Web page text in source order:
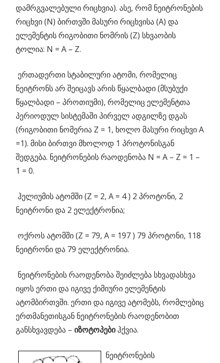
დამრგვალებული რიცხვია). ასე, რომ ნეიტრონების
რიცხვი (N) ბირთვში მასური რიცხვისა (A) და
ელემენტის რიგობითი ნომრის (Z) სხვაობის
ტოლია: N = A – Z.
ერთადერთი სტაბილური ატომი, რომელიც
ნეიტრონს არ შეიცავს არის წყალბადი (მსუბუქი
წყალბადი – პროთიუმი), რომელიც ელემენტთა
პერიოდულ სისტემაში პირველ ადგილზე დგას
(რიგობითი ნომერია Z = 1, ხოლო მასური რიცხვი A
=1). მისი ბირთვი მხოლოდ 1 პროტონისგან
შედგება. ნეიტრონების რაოდენობა N = A – Z = 1 –
1 = 0.
ჰელიუმის ატომში (Z = 2, A = 4 ) 2 პროტონი, 2
ნეიტრონი და 2 ელექტრონია;
ოქროს ატომში (Z = 79, A = 197 ) 79 პროტონი, 118
ნეიტრონი და 79 ელექტრონია.
ნეიტრონების რაოდენობა შეიძლება სხვადასხვა
იყოს ერთი და იგივე ქიმიური ელემენტის
ატომბირთვში. ერთი და იგივე ატომებს, რომლებიც
ერთმანეთისგან ნეიტრონების რაოდენობით
განსხვავდება – იზოტოპებიჰქვია.
ნეიტრონების